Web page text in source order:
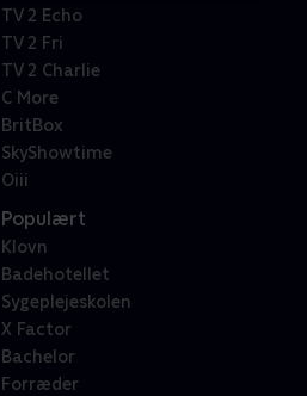
TV 2 Echo
TV 2 Fri
TV 2 Charlie
C More
BritBox
SkyShowtime
Oiii
Populært
Klovn
Badehotellet
Sygeplejeskolen
X Factor
Bachelor
Forræder